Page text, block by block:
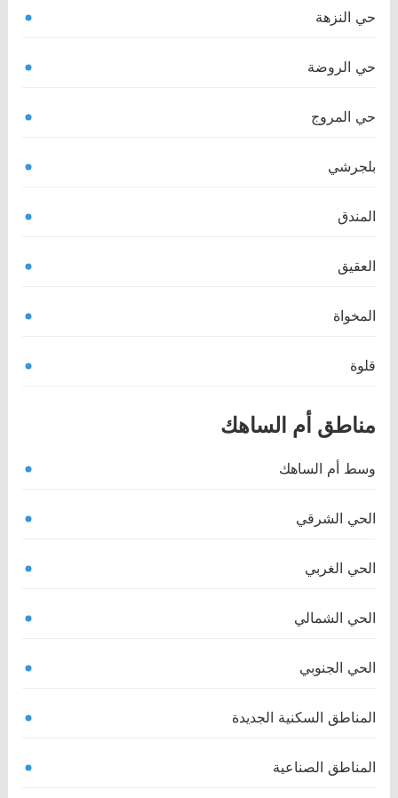
حي النزهة
حي الروضة
حي المروج
بلجرشي
المندق
العقيق
المخواة
قلوة
مناطق أم الساهك
وسط أم الساهك
الحي الشرقي
الحي الغربي
الحي الشمالي
الحي الجنوبي
المناطق السكنية الجديدة
المناطق الصناعية